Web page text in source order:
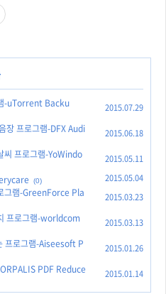
-uTorrent Backu
2015.07.29
장 프로그램-DFX Audi
2015.06.18
씨 프로그램-YoWindo
2015.05.11
(0) 2015.05.04
그램-GreenForce Pla
2015.03.23
프로그램-worldcom
2015.03.13
프로그램-Aiseesoft P
2015.01.26
PDF Reduce
2015.01.14